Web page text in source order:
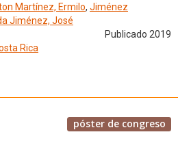
Martínez, Ermilo, Jiménez
Jiménez, José
Publicado 2019
Rica
póster de congreso